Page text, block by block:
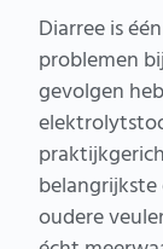
Diarree is
problemen
gevolgen
oudere